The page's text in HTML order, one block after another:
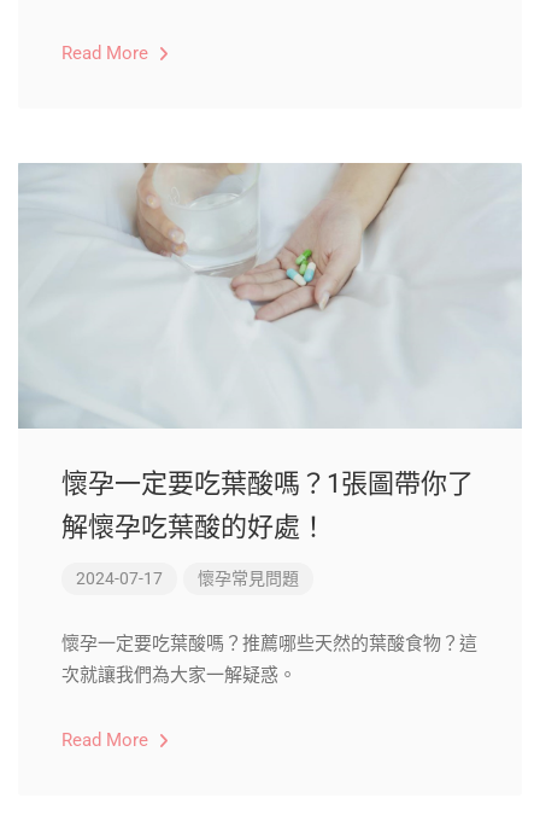
Read More
懷孕一定要吃葉酸嗎？1張圖帶你了
解懷孕吃葉酸的好處！
2024-07-17 懷孕常見問題
懷孕一定要吃葉酸嗎？推薦哪些天然的葉酸食物？這
次就讓我們為大家一解疑惑。
Read More